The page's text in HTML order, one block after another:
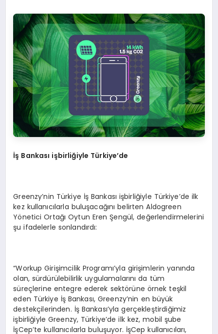
İş Bankası işbirliğiyle Türkiye’de
Greenzy’nin Türkiye İş Bankası işbirliğiyle Türkiye’de ilk
kez kullanıcılarla buluşacağını belirten Aldogreen
Yönetici Ortağı Oytun Eren Şengül, değerlendirmelerini
şu ifadelerle sonlandırdı:
“Workup Girişimcilik Programı’yla girişimlerin yanında
olan, sürdürülebilirlik uygulamalarını da tüm
süreçlerine entegre ederek sektörüne örnek teşkil
eden Türkiye İş Bankası, Greenzy’nin en büyük
destekçilerinden. İş Bankası’yla gerçekleştirdiğimiz
işbirliğiyle Greenzy, Türkiye’de ilk kez, mobil şube
İşCep’te kullanıcılarla buluşuyor. İşCep kullanıcıları,